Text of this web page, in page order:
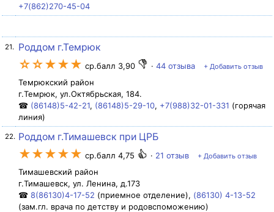
+7(862)270-45-04
21. Роддом г.Темрюк
☆☆★★★ ср.балл 3,90 · 44 отзыва + Добавить отзыв
Темрюкский район
г.Темрюк, ул.Октябрьская, 184.
☎ (86148)5-42-21, (86148)5-29-10, +7(988)32-01-331 (горячая
линия)
22. Роддом г.Тимашевск при ЦРБ
★★★★★ ср.балл 4,75 · 21 отзыв + Добавить отзыв
Тимашевский район
г.Тимашевск, ул. Ленина, д.173
☎ 8(86130)4-17-52 (приемное отделение), (86130) 4-13-52
(зам.гл. врача по детству и родовспоможению)